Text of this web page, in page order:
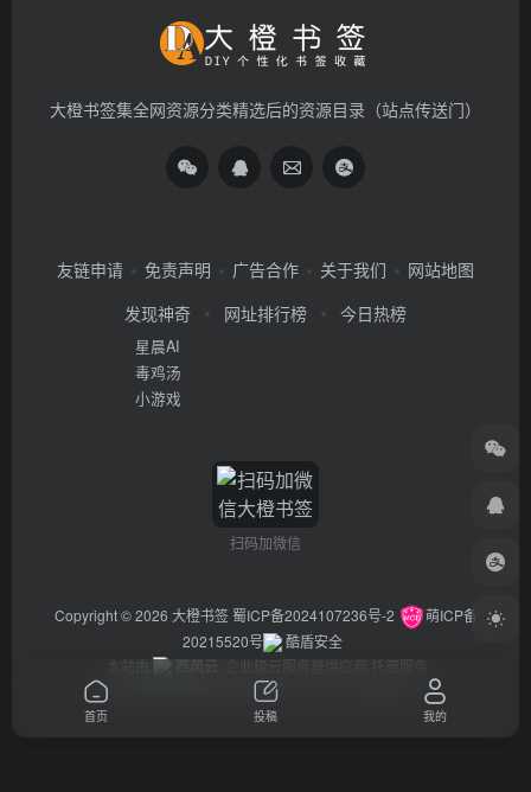
大橙书签集全网资源分类精选后的资源目录（站点传送门）
友链申请 免责声明 广告合作 关于我们
网站地图
发现神奇
星晨AI
毒鸡汤
小游戏
网址排行榜 今日热榜
扫码加微信
Copyright © 2026 大橙书签 蜀ICP备2024107236号-2
萌ICP备
20215520号
酷盾安全
本站由
西风云 企业级云服务器供应商 托管服务
违法举报/投稿等事物联系邮箱：arch_chen@qq.com
首页 投稿 我的